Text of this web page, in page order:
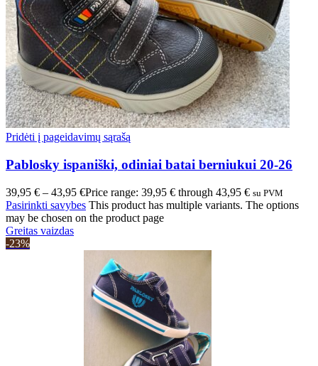
Pridėti į pageidavimų sąrašą
Pablosky ispaniški, odiniai batai berniukui 20-26
39,95 € – 43,95 €Price range: 39,95 € through 43,95 € su PVM
Pasirinkti savybes This product has multiple variants. The options
may be chosen on the product page
Greitas vaizdas
-23%